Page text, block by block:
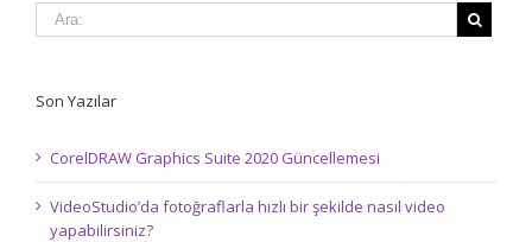
Son Yazılar
CorelDRAW Graphics Suite 2020 Güncellemesi
VideoStudio’da fotoğraflarla hızlı bir şekilde nasıl video
yapabilirsiniz?